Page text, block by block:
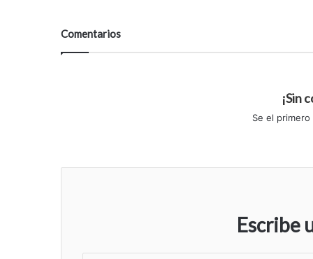
Comentarios
¡Sin
Se el
Escribe